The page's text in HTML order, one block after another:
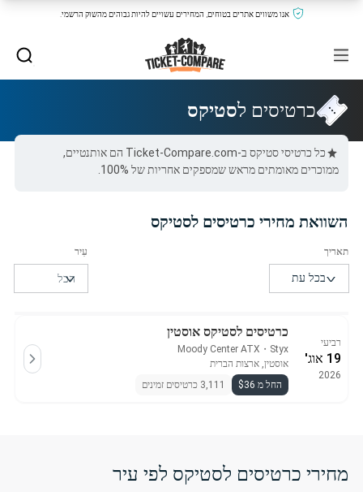
אנו משווים אתרים בטוחים, המחירים עשויים להיות גבוהים מהשוק הרשמי.
כרטיסים לסטיקס
כל כרטיסי סטיקס ב-Ticket-Compare.com הם אותנטיים,
ממוכרים מאומתים מראש שמספקים אחריות של 100%.
השוואת מחירי כרטיסים לסטיקס
רביעי
19 אוג'
2026
כרטיסים לסטיקס אוסטין
Styx
・
Moody Center ATX
אוסטין, ארצות הברית
החל מ $36
3,111 כרטיסים זמינים
מחירי כרטיסים לסטיקס לפי עיר